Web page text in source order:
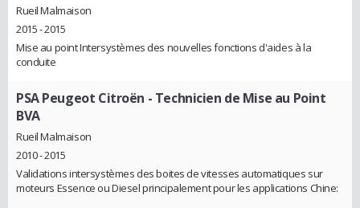
Rueil Malmaison
2015 - 2015
Mise au point Intersystèmes des nouvelles fonctions d'aides à la
conduite
PSA Peugeot Citroën - Technicien de Mise au Point
BVA
Rueil Malmaison
2010 - 2015
Validations intersystèmes des boites de vitesses automatiques sur
moteurs Essence ou Diesel principalement pour les applications Chine: